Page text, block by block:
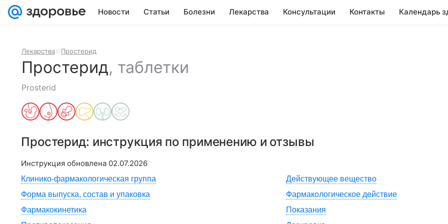
Новости Статьи Болезни Лекарства Консультации Контакты Календарь
Лекарства Простерид
Простерид, таблетки
Prosterid
Простерид: инструкция по применению и отзывы
Инструкция обновлена 02.07.2026
Клинико-фармакологическая группа
Действующее вещество
Форма выпуска, состав и упаковка
Фармакологическое действие
Фармакокинетика
Показания